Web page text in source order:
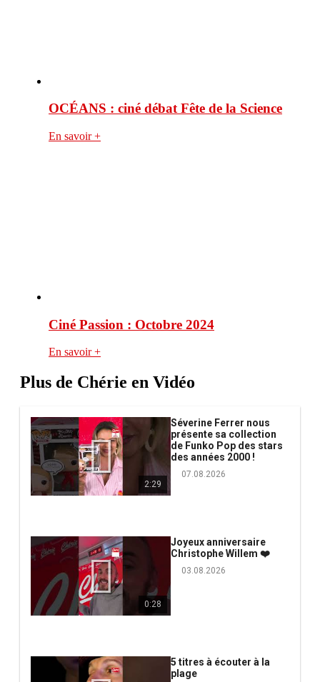
OCÉANS : ciné débat Fête de la Science
En savoir +
Ciné Passion : Octobre 2024
En savoir +
Plus de Chérie en Vidéo
2:29
Séverine Ferrer nous
présente sa collection
de Funko Pop des stars
des années 2000 !
07.08.2026
0:28
Joyeux anniversaire
Christophe Willem ❤️
03.08.2026
5 titres à écouter à la
plage